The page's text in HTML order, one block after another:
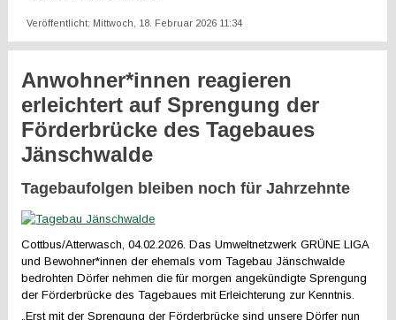
Veröffentlicht: Mittwoch, 18. Februar 2026 11:34
Anwohner*innen reagieren
erleichtert auf Sprengung der
Förderbrücke des Tagebaues
Jänschwalde
Tagebaufolgen bleiben noch für Jahrzehnte
Cottbus/Atterwasch, 04.02.2026. Das Umweltnetzwerk GRÜNE LIGA
und Bewohner*innen der ehemals vom Tagebau Jänschwalde
bedrohten Dörfer nehmen die für morgen angekündigte Sprengung
der Förderbrücke des Tagebaues mit Erleichterung zur Kenntnis.
„Erst mit der Sprengung der Förderbrücke sind unsere Dörfer nun